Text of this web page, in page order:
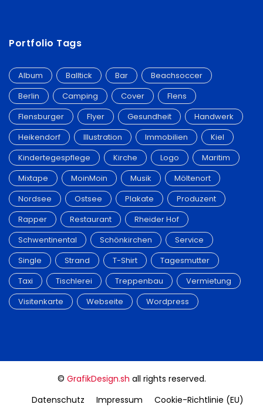
Portfolio Tags
Album Balltick Bar
Beachsoccer
Berlin
Camping Cover
Flens
Flensburger
Flyer Gesundheit
Handwerk
Heikendorf
Illustration Immobilien
Kiel
Kindertegespflege
Kirche Logo
Maritim
Mixtape
MoinMoin Musik
Möltenort
Nordsee
Ostsee Plakate
Produzent
Rapper
Restaurant
Rheider Hof
Schwentinental
Schönkirchen
Service
Single
Strand T-Shirt
Tagesmutter
Taxi
Tischlerei Treppenbau
Vermietung
Visitenkarte
Webseite Wordpress
© GrafikDesign.sh all rights reserved.
Datenschutz
Impressum Cookie-Richtlinie (EU)